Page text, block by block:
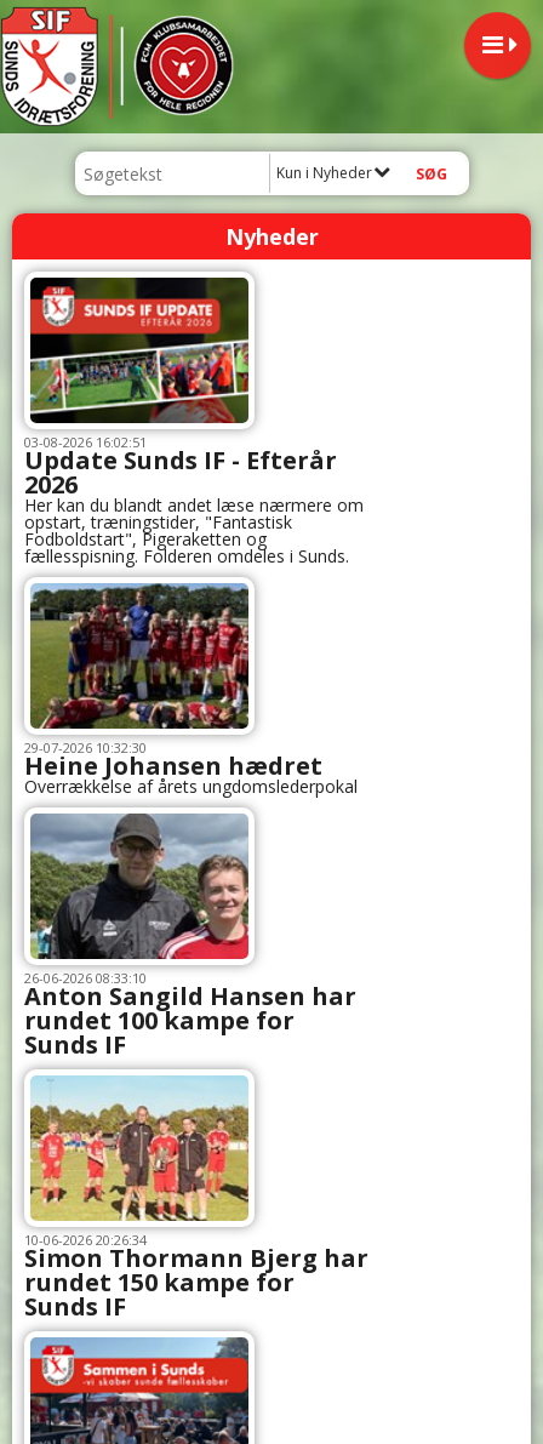
Kun i Nyheder
Nyheder
03-08-2026 16:02:51
Update Sunds IF - Efterår
2026
Her kan du blandt andet læse nærmere om
opstart, træningstider, "Fantastisk
Fodboldstart", Pigeraketten og
fællesspisning. Folderen omdeles i Sunds.
29-07-2026 10:32:30
Heine Johansen hædret
Overrækkelse af årets ungdomslederpokal
26-06-2026 08:33:10
Anton Sangild Hansen har
rundet 100 kampe for
Sunds IF
10-06-2026 20:26:34
Simon Thormann Bjerg har
rundet 150 kampe for
Sunds IF